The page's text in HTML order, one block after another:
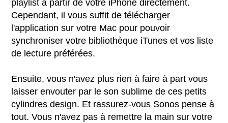
playlist à partir de votre iPhone directement.
Cependant, il vous suffit de télécharger
l'application sur votre Mac pour pouvoir
synchroniser votre bibliothèque iTunes et vos liste
de lecture préférées.
Ensuite, vous n'avez plus rien à faire à part vous
laisser envouter par le son sublime de ces petits
cylindres design. Et rassurez-vous Sonos pense à
tout. Vous n'avez pas à remettre la main sur votre